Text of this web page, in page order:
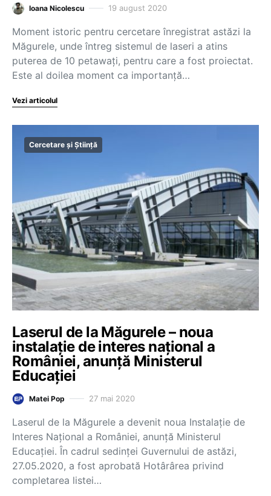
Ioana Nicolescu 19 august 2020
Moment istoric pentru cercetare înregistrat astăzi la
Măgurele, unde întreg sistemul de laseri a atins
puterea de 10 petawați, pentru care a fost proiectat.
Este al doilea moment ca importanță…
Vezi articolul
Cercetare și Știință
Laserul de la Măgurele – noua
instalație de interes național a
României, anunță Ministerul
Educației
Matei Pop 27 mai 2020
Laserul de la Măgurele a devenit noua Instalație de
Interes Național a României, anunță Ministerul
Educației. În cadrul sedinței Guvernului de astăzi,
27.05.2020, a fost aprobată Hotârârea privind
completarea listei…